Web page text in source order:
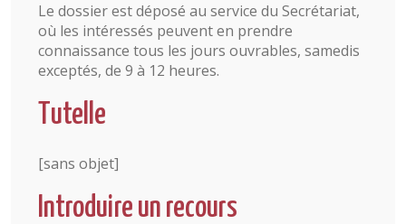
Le dossier est déposé au service du Secrétariat,
où les intéressés peuvent en prendre
connaissance tous les jours ouvrables, samedis
exceptés, de 9 à 12 heures.
Tutelle
[sans objet]
Introduire un recours